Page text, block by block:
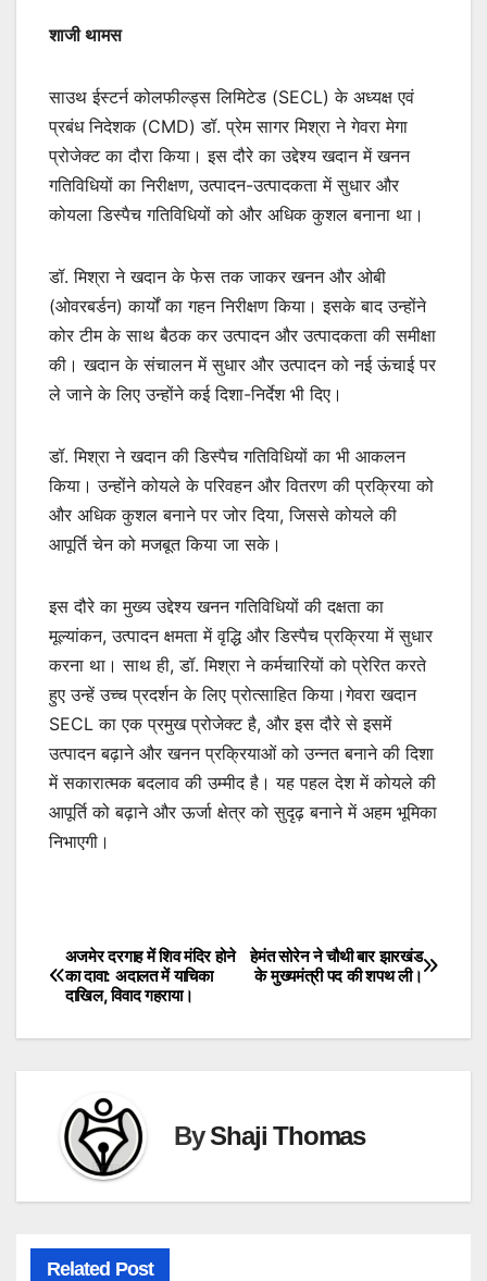
शाजी थामस
साउथ ईस्टर्न कोलफील्ड्स लिमिटेड (SECL) के अध्यक्ष एवं
प्रबंध निदेशक (CMD) डॉ. प्रेम सागर मिश्रा ने गेवरा मेगा
प्रोजेक्ट का दौरा किया। इस दौरे का उद्देश्य खदान में खनन
गतिविधियों का निरीक्षण, उत्पादन-उत्पादकता में सुधार और
कोयला डिस्पैच गतिविधियों को और अधिक कुशल बनाना था।
डॉ. मिश्रा ने खदान के फेस तक जाकर खनन और ओबी
(ओवरबर्डन) कार्यों का गहन निरीक्षण किया। इसके बाद उन्होंने
कोर टीम के साथ बैठक कर उत्पादन और उत्पादकता की समीक्षा
की। खदान के संचालन में सुधार और उत्पादन को नई ऊंचाई पर
ले जाने के लिए उन्होंने कई दिशा-निर्देश भी दिए।
डॉ. मिश्रा ने खदान की डिस्पैच गतिविधियों का भी आकलन
किया। उन्होंने कोयले के परिवहन और वितरण की प्रक्रिया को
और अधिक कुशल बनाने पर जोर दिया, जिससे कोयले की
आपूर्ति चेन को मजबूत किया जा सके।
इस दौरे का मुख्य उद्देश्य खनन गतिविधियों की दक्षता का
मूल्यांकन, उत्पादन क्षमता में वृद्धि और डिस्पैच प्रक्रिया में सुधार
करना था। साथ ही, डॉ. मिश्रा ने कर्मचारियों को प्रेरित करते
हुए उन्हें उच्च प्रदर्शन के लिए प्रोत्साहित किया।गेवरा खदान
SECL का एक प्रमुख प्रोजेक्ट है, और इस दौरे से इसमें
उत्पादन बढ़ाने और खनन प्रक्रियाओं को उन्नत बनाने की दिशा
में सकारात्मक बदलाव की उम्मीद है। यह पहल देश में कोयले की
आपूर्ति को बढ़ाने और ऊर्जा क्षेत्र को सुदृढ़ बनाने में अहम भूमिका
निभाएगी।
Post
navigation
हेमंत सोरेन ने चौथी बार झारखंड
के मुख्यमंत्री पद की शपथ ली।
अजमेर दरगाह में शिव मंदिर होने
का दावा: अदालत में याचिका
दाखिल, विवाद गहराया।
ByShaji Thomas
Related Post